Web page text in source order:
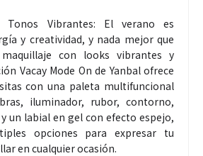
Tonos Vibrantes: El verano es
y creatividad, y nada mejor que
con looks vibrantes y
Vacay Mode On de Yanbal ofrece
con una paleta multifuncional
iluminador, rubor, contorno,
un labial en gel con efecto espejo,
opciones para expresar tu
en cualquier ocasión.